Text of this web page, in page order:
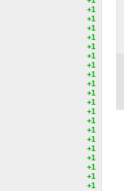
+1
+1
+1
+1
+1
+1
+1
+1
+1
+1
+1
+1
+1
+1
+1
+1
+1
+1
+1
+1